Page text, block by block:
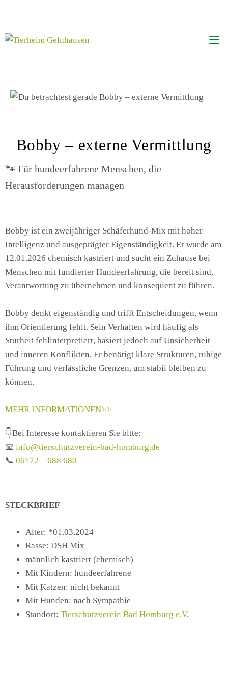
Bobby – externe Vermittlung
🐾 Für hundeerfahrene Menschen, die
Herausforderungen managen
Bobby ist ein zweijähriger Schäferhund‑Mix mit hoher
Intelligenz und ausgeprägter Eigenständigkeit. Er wurde am
12.01.2026 chemisch kastriert und sucht ein Zuhause bei
Menschen mit fundierter Hundeerfahrung, die bereit sind,
Verantwortung zu übernehmen und konsequent zu führen.
Bobby denkt eigenständig und trifft Entscheidungen, wenn
ihm Orientierung fehlt. Sein Verhalten wird häufig als
Sturheit fehlinterpretiert, basiert jedoch auf Unsicherheit
und inneren Konflikten. Er benötigt klare Strukturen, ruhige
Führung und verlässliche Grenzen, um stabil bleiben zu
können.
MEHR INFORMATIONEN>>
👇Bei Interesse kontaktieren Sie bitte:
📧 info@tierschutzverein-bad-homburg.de
📞 06172 – 688 680
STECKBRIEF
Alter: *01.03.2024
Rasse: DSH Mix
männlich kastriert (chemisch)
Mit Kindern: hundeerfahrene
Mit Katzen: nicht bekannt
Mit Hunden: nach Sympathie
Standort: Tierschutzverein Bad Homburg e.V.